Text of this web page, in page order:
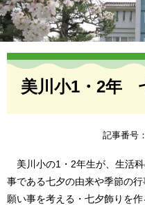
本
美川小1・2年
記事番号
美川小の1・2年生が、生活
事である七夕の由来や季節の
願い事を考える・七夕飾りを